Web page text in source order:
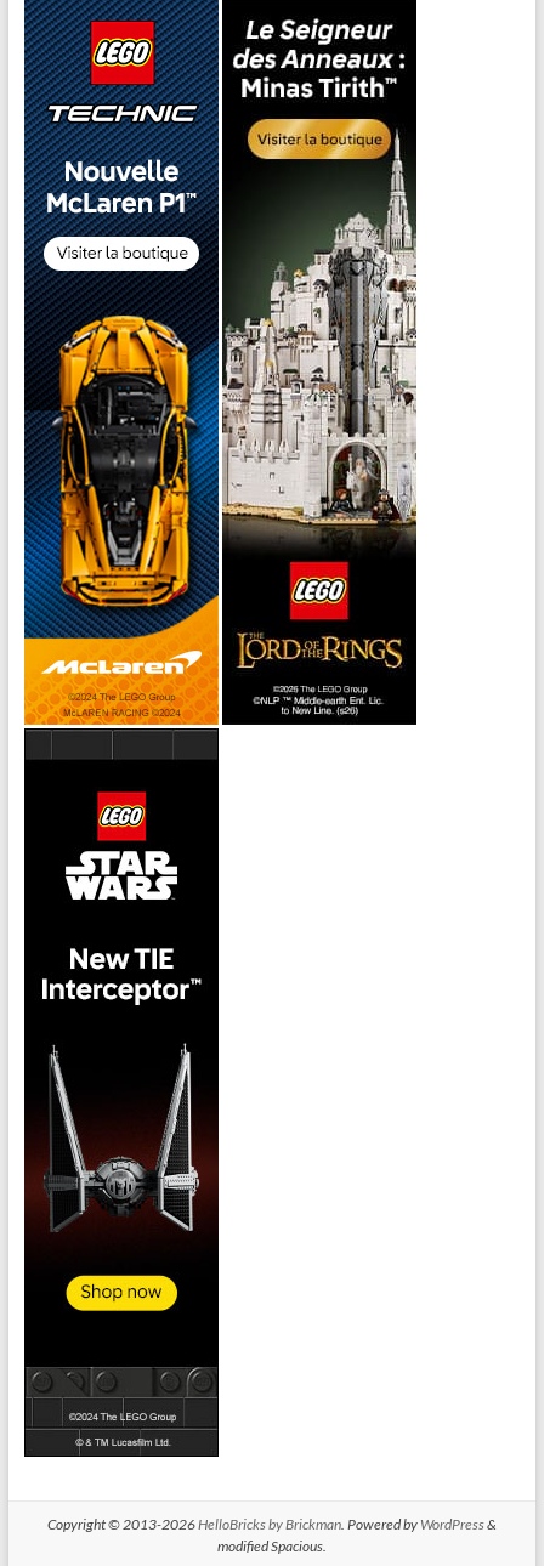
Copyright © 2013-2026HelloBricks by Brickman. Powered by WordPress&
modified Spacious.